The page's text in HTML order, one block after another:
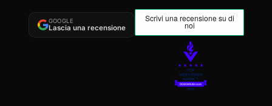
GOOGLE
Lascia una recensione